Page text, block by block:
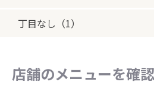
丁目なし（1）
店舗のメニューを確